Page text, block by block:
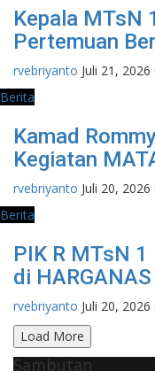
Kepala MTsN
Pertemuan
rvebriyanto Juli 21, 2026
Berita
Kamad
Kegiatan
rvebriyanto Juli 20, 2026
Berita
PIK R MTsN
di
rvebriyanto Juli 20, 2026
Load More
Sambutan